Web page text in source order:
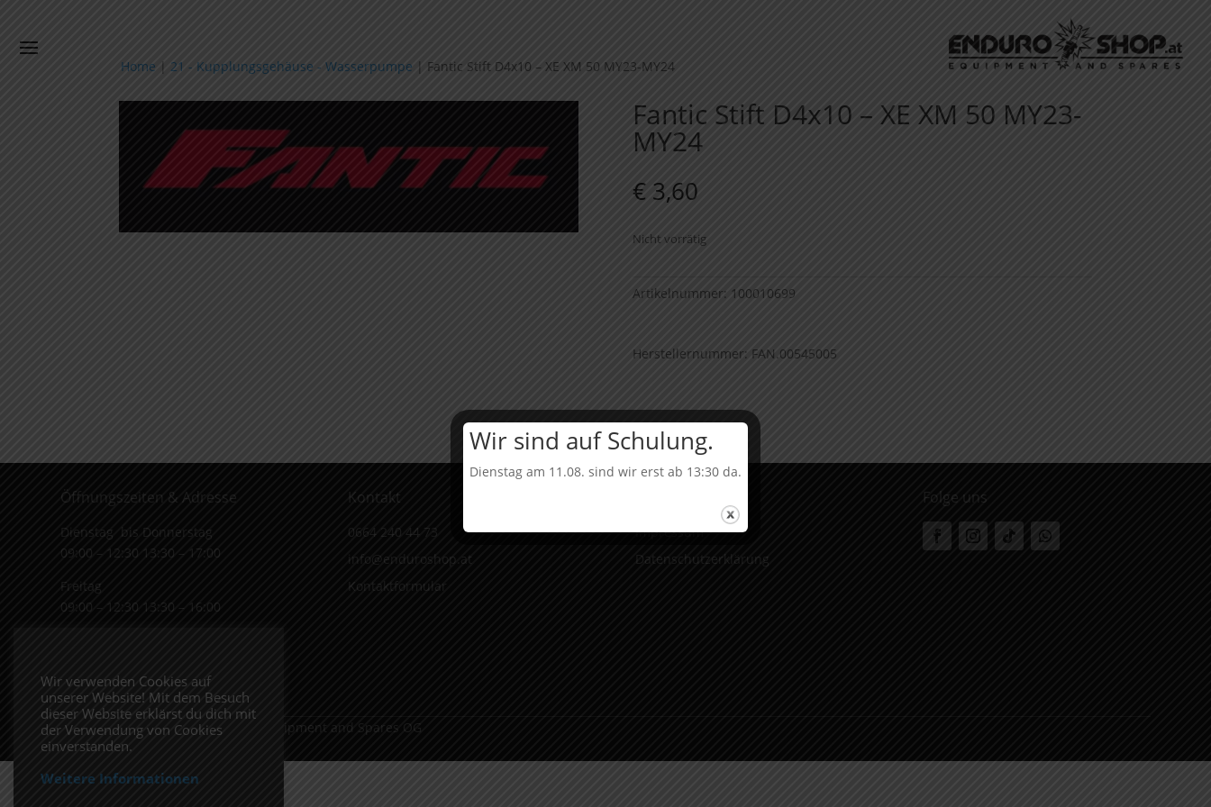
Home |21 - Kupplungsgehäuse - Wasserpumpe Fantic Stift D4x10 – XE XM 50 MY23-MY24
Fantic Stift D4x10 – XE XM 50 MY23-
MY24
€3,60
Nicht vorrätig
Artikelnummer: 100010699
Herstellernummer: FAN.00545005
Öffnungszeiten & Adresse
Dienstag bis Donnerstag
09:00 – 12:30 13:30 – 17:00
Freitag
09:00 – 12:30 13:30 – 16:00
In Google Maps öffnen.
Kontakt
0664 240 44 73
info@enduroshop.at
Kontaktformular
Impressum
Datenschutzerklärung
Folge uns
Copyright 2026 ENDUROSHOP.at Equipment and Spares OG
Wir verwenden Cookies auf
unserer Website! Mit dem Besuch
dieser Website erklärst du dich mit
der Verwendung von Cookies
einverstanden.
Weitere Informationen
Wir sind auf Schulung.
Dienstag am 11.08. sind wir erst ab 13:30 da.